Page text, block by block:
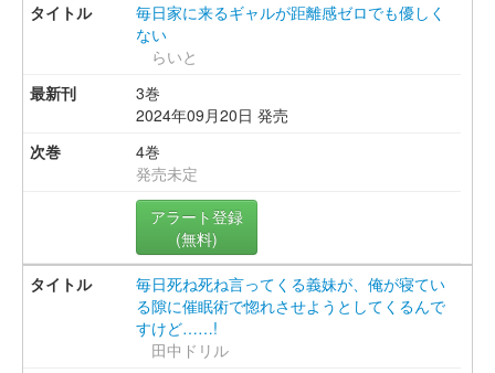
毎日家に来るギャルが距離感ゼロでも優しく
ない
らいと
3巻
2024年09月20日 発売
4巻
発売未定
アラート登録
(無料)
毎日死ね死ね言ってくる義妹が、俺が寝てい
る隙に催眠術で惚れさせようとしてくるんで
すけど……!
田中ドリル